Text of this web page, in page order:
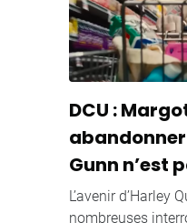
DCU :
Gunn n’est
L’avenir d’Harley
nombreuses